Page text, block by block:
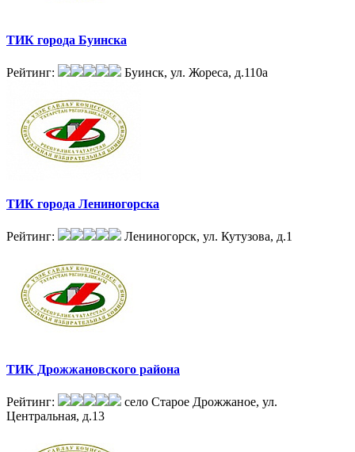
ТИК города Буинска
Рейтинг: Буинск, ул. Жореса, д.110а
ТИК города Лениногорска
Рейтинг: Лениногорск, ул. Кутузова, д.1
ТИК Дрожжановского района
Рейтинг:
село Старое Дрожжаное, ул.
Центральная, д.13